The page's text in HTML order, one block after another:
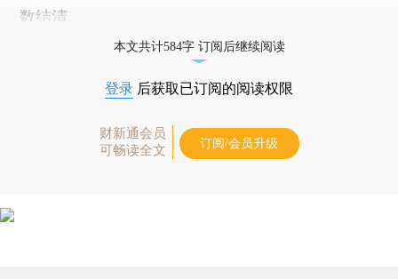
数结清。
本文共计584字 订阅后继续阅读
登录 后获取已订阅的阅读权限
财新通会员
可畅读全文
订阅/会员升级